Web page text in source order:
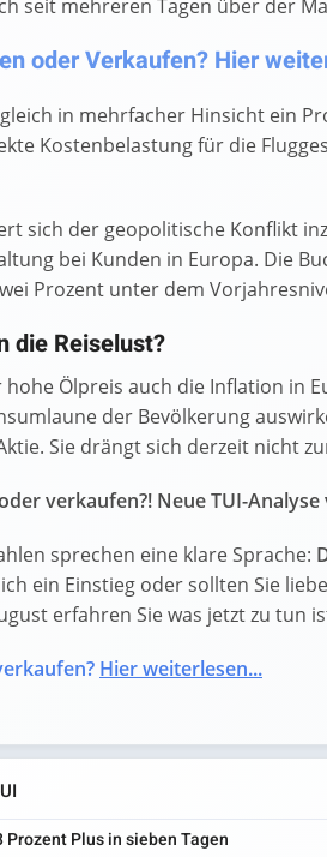
seit mehreren Tagen über der
oder Verkaufen? Hier
in mehrfacher Hinsicht ein
Kostenbelastung für die
sich der geopolitische Konflikt
bei Kunden in Europa. Die
Prozent unter dem
die Reiselust?
Ölpreis auch die Inflation in
der Bevölkerung
Sie drängt sich derzeit nicht
verkaufen?! Neue TUI-
sprechen eine klare Sprache:
ein Einstieg oder sollten Sie
erfahren Sie was jetzt zu tun
Hier weiterlesen...
Prozent Plus in sieben Tagen